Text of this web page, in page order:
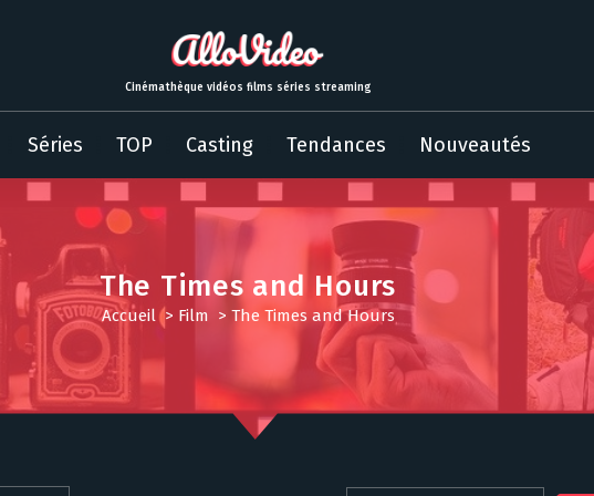
Cinémathèque vidéos films séries streaming
Séries TOP Casting Tendances Nouveautés
The Times and Hours
Accueil > Film > The Times and Hours